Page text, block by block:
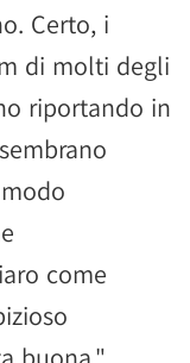
Certo, i
di molti degli
riportando in
come